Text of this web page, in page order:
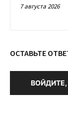
7 августа 2026
ОСТАВЬТЕ